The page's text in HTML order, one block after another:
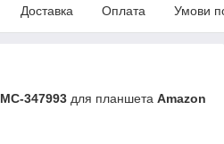
Доставка Оплата Умови
MC-347993 для планшета Amazon